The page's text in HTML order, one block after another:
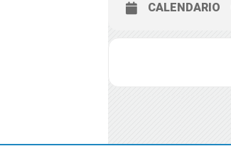
CALENDARIO